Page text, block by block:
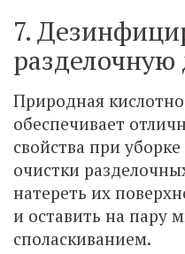
7.
разделочную
Природная
обеспечивает
свойства при
очистки
натереть их
и оставить на пару
споласкиванием.